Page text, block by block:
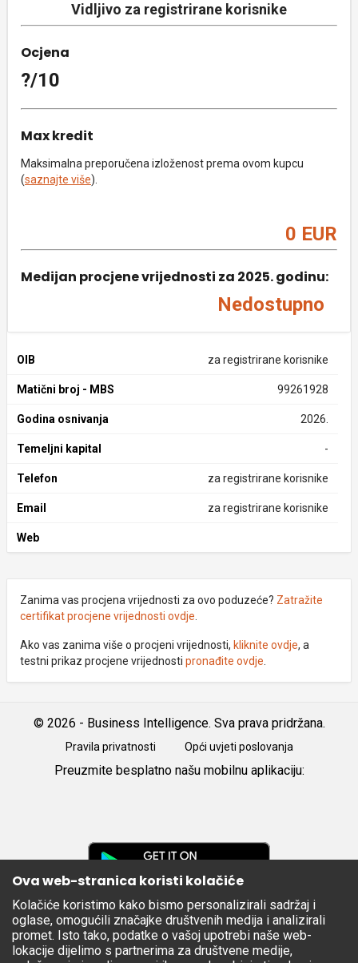
Vidljivo za registrirane korisnike
Ocjena
?/10
Max kredit
Maksimalna preporučena izloženost prema ovom kupcu
(saznajte više).
0 EUR
Medijan procjene vrijednosti za 2025. godinu:
Nedostupno
OIB za registrirane korisnike
Matični broj - MBS 99261928
Godina osnivanja 2026.
Temeljni kapital -
Telefon za registrirane korisnike
Email za registrirane korisnike
Web
Zanima vas procjena vrijednosti za ovo poduzeće? Zatražite
certifikat procjene vrijednosti ovdje
Ako vas zanima više o procjeni vrijednosti, kliknite ovdje, a
testni prikaz procjene vrijednosti pronađite ovdje
© 2026 - Business Intelligence. Sva prava pridržana.
Pravila privatnosti Opći uvjeti poslovanja
Preuzmite besplatno našu mobilnu aplikaciju:
Apple
Store
Ova web-stranica koristi kolačiće
Kolačiće koristimo kako bismo personalizirali sadržaj i
oglase, omogućili značajke društvenih medija i analizirali
promet. Isto tako, podatke o vašoj upotrebi naše web-
lokacije dijelimo s partnerima za društvene medije,